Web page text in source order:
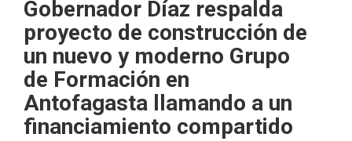
Gobernador Díaz respalda
proyecto de construcción de
un nuevo y moderno Grupo
de Formación en
Antofagasta llamando a un
financiamiento compartido